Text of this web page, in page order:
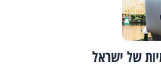
של ישראל